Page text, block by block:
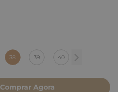
38 39 40
Comprar Agora